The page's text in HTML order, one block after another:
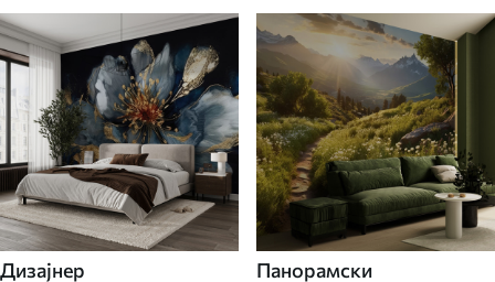
Дизајнер Панорамски